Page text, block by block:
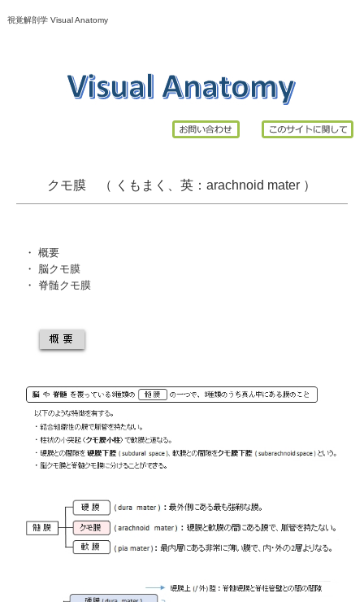
視覚解剖学 Visual Anatomy
クモ膜 （ くもまく、英：arachnoid mater ）
・概要
・ 脳クモ膜
・脊髄クモ膜